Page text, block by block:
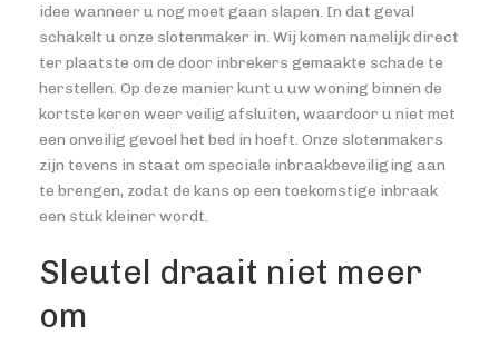
idee wanneer u nog moet gaan slapen. In dat geval
schakelt u onze slotenmaker in. Wij komen namelijk direct
ter plaatste om de door inbrekers gemaakte schade te
herstellen. Op deze manier kunt u uw woning binnen de
kortste keren weer veilig afsluiten, waardoor u niet met
een onveilig gevoel het bed in hoeft. Onze slotenmakers
zijn tevens in staat om speciale inbraakbeveiliging aan
te brengen, zodat de kans op een toekomstige inbraak
een stuk kleiner wordt.
Sleutel draait niet meer
om